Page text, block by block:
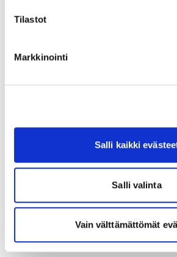
Tilastot
Markkinointi
Salli kaikki
Salli valinta
Vain välttämättömät